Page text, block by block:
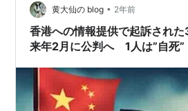
に関する機密情報を収集していたと
きは日本人の商社マンとして生活
性と結婚して家庭を築くなど、日…
黄大仙の blog • 2年前
香港への情報提供で起訴され
来年2月に公判へ 1人は”自死”